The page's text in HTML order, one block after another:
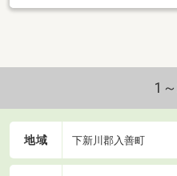
ーがあります。
1
地域 下新川郡入善町